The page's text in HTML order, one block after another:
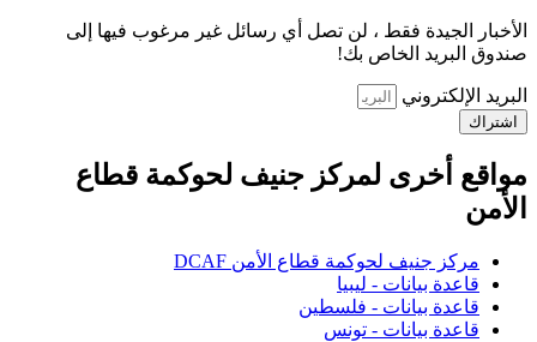
الأخبار الجيدة فقط ، لن تصل أي رسائل غير مرغوب فيها إلى
صندوق البريد الخاص بك!
البريد الإلكتروني
اشتراك
مواقع أخرى لمركز جنيف لحوكمة قطاع
الأمن
مركز جنيف لحوكمة قطاع الأمن DCAF
قاعدة بيانات - ليبيا
قاعدة بيانات - فلسطين
قاعدة بيانات - تونس